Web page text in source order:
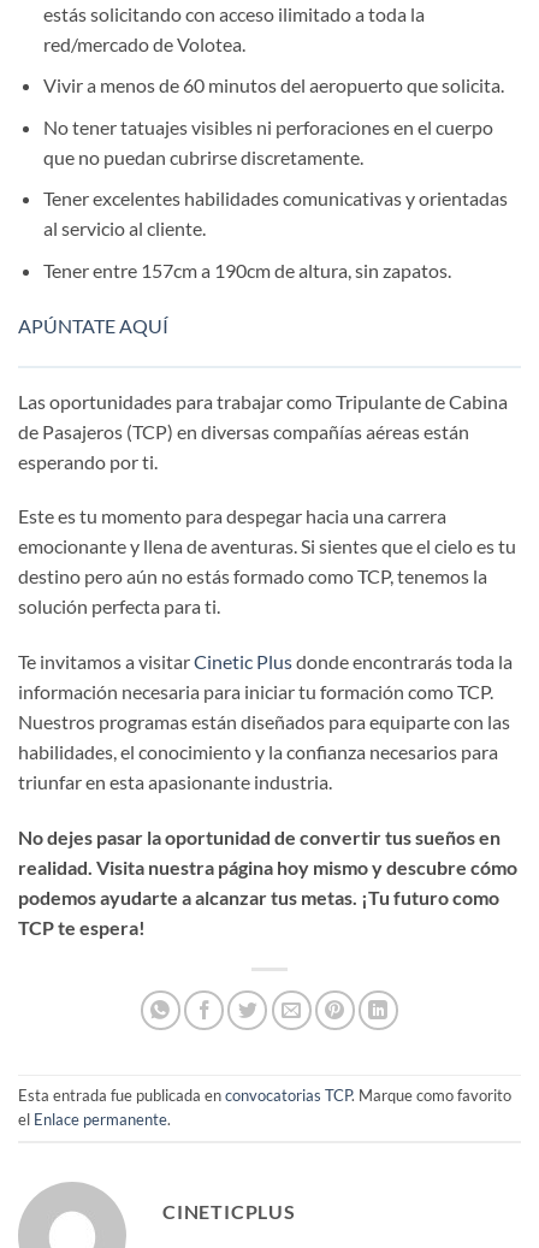
estás solicitando con acceso ilimitado a toda la
red/mercado de Volotea.
Vivir a menos de 60 minutos del aeropuerto que solicita.
No tener tatuajes visibles ni perforaciones en el cuerpo
que no puedan cubrirse discretamente.
Tener excelentes habilidades comunicativas y orientadas
al servicio al cliente.
Tener entre 157cm a 190cm de altura, sin zapatos.
APÚNTATE AQUÍ
Las oportunidades para trabajar como Tripulante de Cabina
de Pasajeros (TCP) en diversas compañías aéreas están
esperando por ti.
Este es tu momento para despegar hacia una carrera
emocionante y llena de aventuras. Si sientes que el cielo es tu
destino pero aún no estás formado como TCP, tenemos la
solución perfecta para ti.
Te invitamos a visitarCinetic Plusdonde encontrarás toda la
información necesaria para iniciar tu formación como TCP.
Nuestros programas están diseñados para equiparte con las
habilidades, el conocimiento y la confianza necesarios para
triunfar en esta apasionante industria.
No dejes pasar la oportunidad de convertir tus sueños en
realidad. Visita nuestra página hoy mismo y descubre cómo
podemos ayudarte a alcanzar tus metas. ¡Tu futuro como
TCP te espera!
Esta entrada fue publicada enconvocatorias TCP. Marque como favorito
el Enlace permanente.
CINETICPLUS